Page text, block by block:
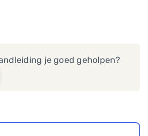
je goed geholpen?